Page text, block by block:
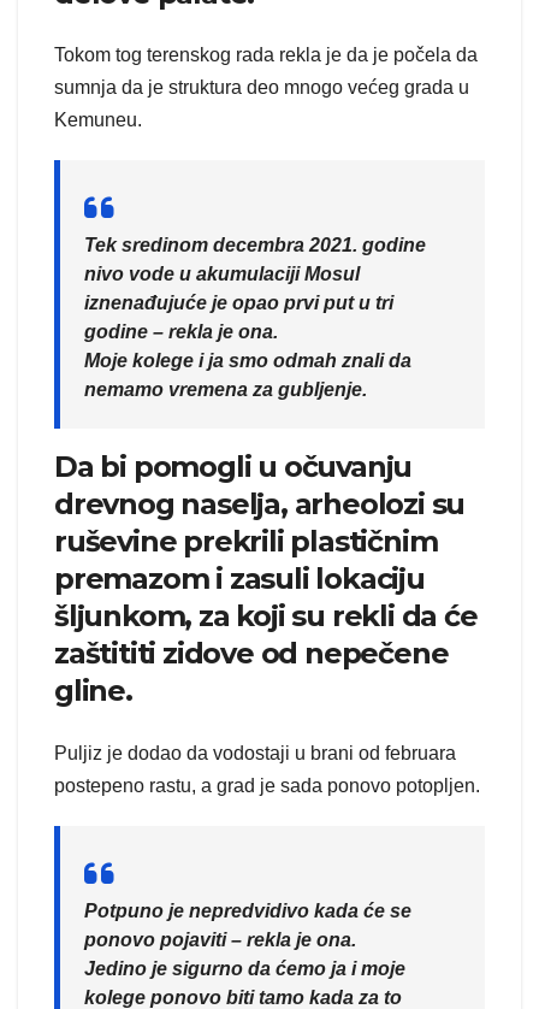
Tokom tog terenskog rada rekla je da je počela da
sumnja da je struktura deo mnogo većeg grada u
Kemuneu.
Tek sredinom decembra 2021. godine
nivo vode u akumulaciji Mosul
iznenađujuće je opao prvi put u tri
godine – rekla je ona.
Moje kolege i ja smo odmah znali da
nemamo vremena za gubljenje.
Da bi pomogli u očuvanju
drevnog naselja, arheolozi su
ruševine prekrili plastičnim
premazom i zasuli lokaciju
šljunkom, za koji su rekli da će
zaštititi zidove od nepečene
gline.
Puljiz je dodao da vodostaji u brani od februara
postepeno rastu, a grad je sada ponovo potopljen.
Potpuno je nepredvidivo kada će se
ponovo pojaviti – rekla je ona.
Jedino je sigurno da ćemo ja i moje
kolege ponovo biti tamo kada za to